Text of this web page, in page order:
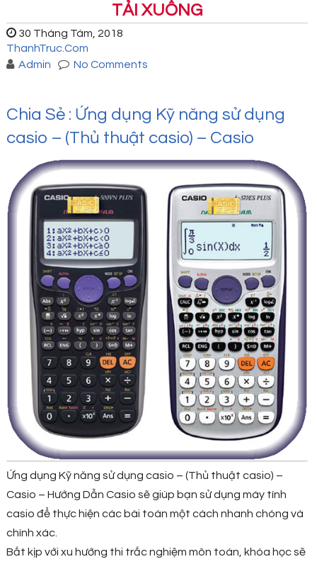
TẢI XUỐNG
30 Tháng Tám, 2018
ThanhTruc.Com
Admin
No Comments
Chia Sẻ : Ứng dụng Kỹ năng sử dụng
casio – (Thủ thuật casio) – Casio
Ứng dụng Kỹ năng sử dụng casio – (Thủ thuật casio) –
Casio – Hướng Dẫn Casio sẽ giúp bạn sử dụng máy tính
casio để thực hiện các bài toán một cách nhanh chóng và
chính xác.
Bắt kịp với xu hướng thi trắc nghiệm môn toán, khóa học sẽ